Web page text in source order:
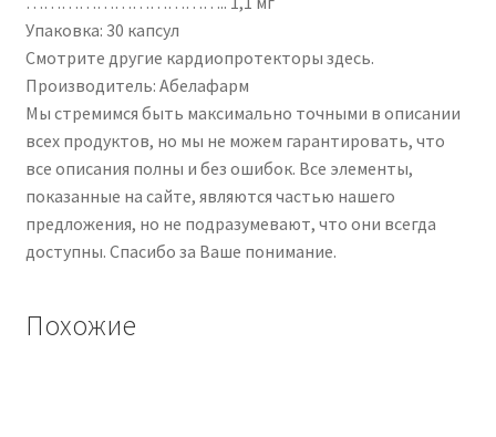
Упаковка: 30 капсул
Смотрите другие кардиопротекторы здесь.
Производитель: Абелафарм
Мы стремимся быть максимально точными в описании
всех продуктов, но мы не можем гарантировать, что
все описания полны и без ошибок. Все элементы,
показанные на сайте, являются частью нашего
предложения, но не подразумевают, что они всегда
доступны. Спасибо за Ваше понимание.
Похожие